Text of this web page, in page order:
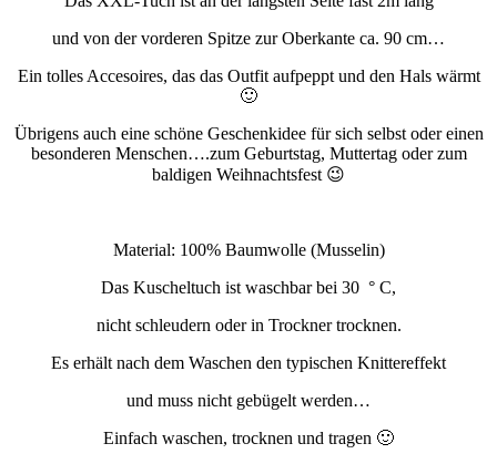
und von der vorderen Spitze zur Oberkante ca. 90 cm…
Ein tolles Accesoires, das das Outfit aufpeppt und den Hals wärmt
🙂
Übrigens auch eine schöne Geschenkidee für sich selbst oder einen
besonderen Menschen….zum Geburtstag, Muttertag oder zum
baldigen Weihnachtsfest 😉
Material: 100% Baumwolle (Musselin)
Das Kuscheltuch ist waschbar bei 30 ° C,
nicht schleudern oder in Trockner trocknen.
Es erhält nach dem Waschen den typischen Knittereffekt
und muss nicht gebügelt werden…
Einfach waschen, trocknen und tragen 🙂